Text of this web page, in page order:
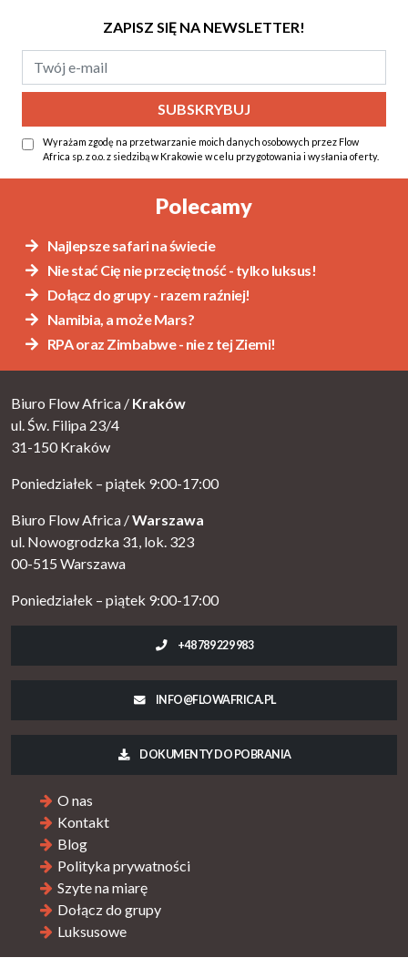
ZAPISZ SIĘ NA NEWSLETTER!
Wyrażam zgodę na przetwarzanie moich danych osobowych przez Flow
Africa sp. z o.o. z siedzibą w Krakowie w celu przygotowania i wysłania oferty.
Alternative:
Polecamy
Najlepsze safari na świecie
Nie stać Cię nie przeciętność - tylko luksus!
Dołącz do grupy - razem raźniej!
Namibia, a może Mars?
RPA oraz Zimbabwe - nie z tej Ziemi!
Biuro Flow Africa / Kraków
ul. Św. Filipa 23/4
31-150 Kraków
Poniedziałek – piątek 9:00-17:00
Biuro Flow Africa /Warszawa
ul. Nowogrodzka 31, lok. 323
00-515 Warszawa
Poniedziałek – piątek 9:00-17:00
+48 789 229 983
INFO@FLOWAFRICA.PL
DOKUMENTY DO POBRANIA
O nas
Kontakt
Blog
Polityka prywatności
Szyte na miarę
Dołącz do grupy
Luksusowe